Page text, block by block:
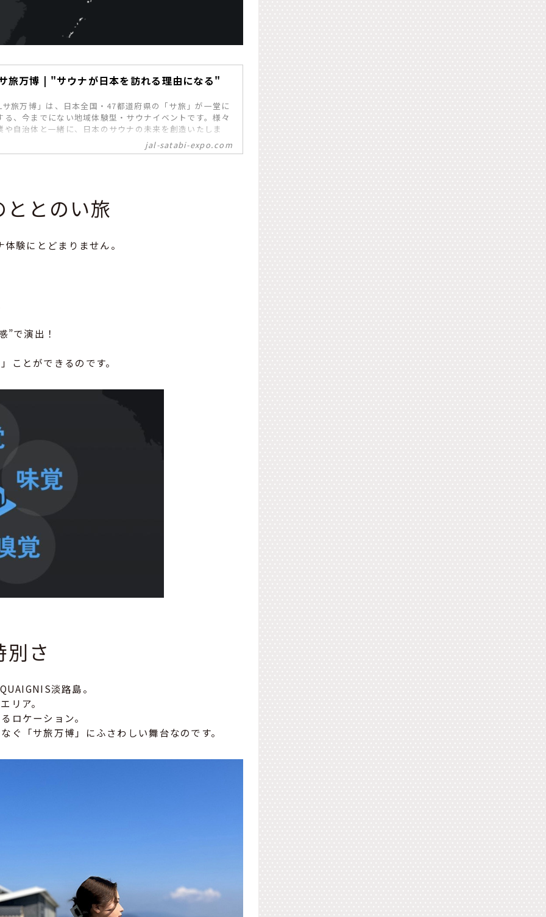
旅万博 | "サウナが日本を訪れる理由になる"
旅万博」は、日本全国・47都道府県の「サ旅」が一堂に
る、今までにない地域体験型・サウナイベントです。様々
や自治体と一緒に、日本のサウナの未来を創造いたしま
jal-satabi-expo.com
とのい旅
験にとどまりません。
”で演出！
ことができるのです。
さ
淡路島。
リア。
ロケーション。
ぐ「サ旅万博」にふさわしい舞台なのです。